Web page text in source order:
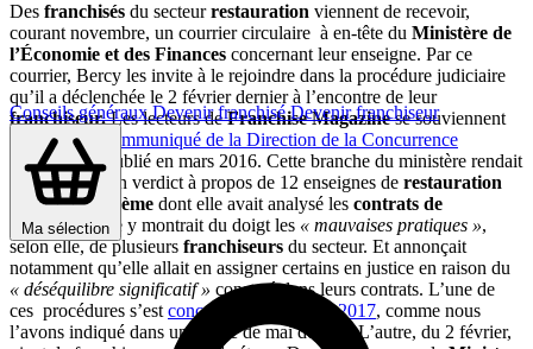
Conseils générauxDevenir franchiséDevenir franchiseur
Ma sélection
Des franchisés du secteurrestauration viennent de recevoir,
courant novembre, un courrier circulaire à en-tête du Ministère de
l’Économie et des Finances concernant leur enseigne. Par ce
courrier, Bercy les invite à le rejoindre dans la procédure judiciaire
qu’il a déclenchée le 2 février dernier à l’encontre de leur
franchiseur.Les lecteurs deFranchise Magazinese souviennent
peut-êtredu communiqué de la Direction de la Concurrence
(DGCCRF)publié en mars 2016. Cette branche du ministère rendait
alors public son verdict à propos de 12 enseignes de restauration
rapideouà thème dont elle avait analysé les contrats de
franchise.Elle y montrait du doigt les « mauvaises pratiques »,
selon elle, de plusieurs franchiseurs du secteur. Et annonçait
notamment qu’elle allait en assigner certains en justice en raison du
« déséquilibre significatif » constaté dans leurs contrats. L’une de
ces procédures s’est concrétisée le 21 mars 2017, comme nous
l’avons indiqué dans un article de mai dernier. L’autre, du 2 février,